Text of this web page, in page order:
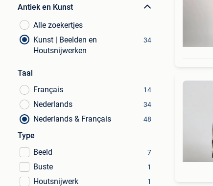
Antiek en Kunst
Alle zoekertjes
Kunst | Beelden en
Houtsnijwerken
34
Taal
Français
14
Nederlands 34
Nederlands & Français 48
Type
Beeld
7
Buste 1
Houtsnijwerk 1